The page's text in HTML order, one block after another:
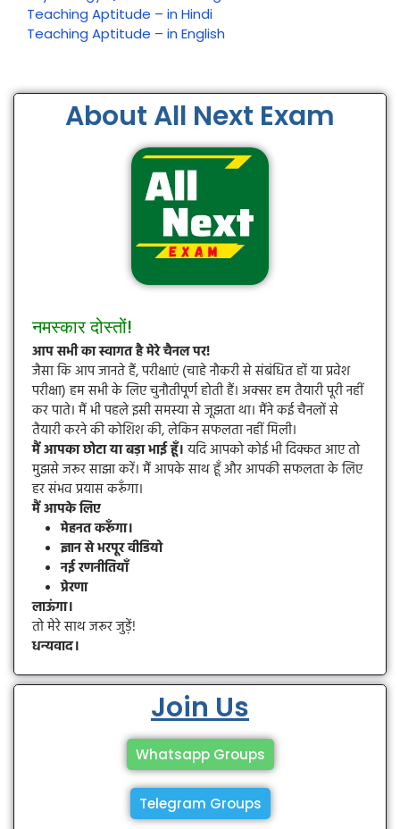
Teaching Aptitude – in Hindi
Teaching Aptitude – in English
About All Next Exam
नमस्कार दोस्तों!
आप सभी का स्वागत है मेरे चैनल पर!
जैसा कि आप जानते हैं, परीक्षाएं (चाहे नौकरी से संबंधित हों या प्रवेश
परीक्षा) हम सभी के लिए चुनौतीपूर्ण होती हैं। अक्सर हम तैयारी पूरी नहीं
कर पाते। मैं भी पहले इसी समस्या से जूझता था। मैंने कई चैनलों से
तैयारी करने की कोशिश की, लेकिन सफलता नहीं मिली।
मैं आपका छोटा या बड़ा भाई हूँ।यदि आपको कोई भी दिक्कत आए तो
मुझसे जरूर साझा करें। मैं आपके साथ हूँ और आपकी सफलता के लिए
हर संभव प्रयास करूँगा।
मैं आपके लिए
मेहनत करूँगा।
ज्ञान से भरपूर वीडियो
नई रणनीतियाँ
प्रेरणा
लाऊंगा।
तो मेरे साथ जरूर जुड़ें!
धन्यवाद।
Join Us
Whatsapp Groups
Telegram Groups